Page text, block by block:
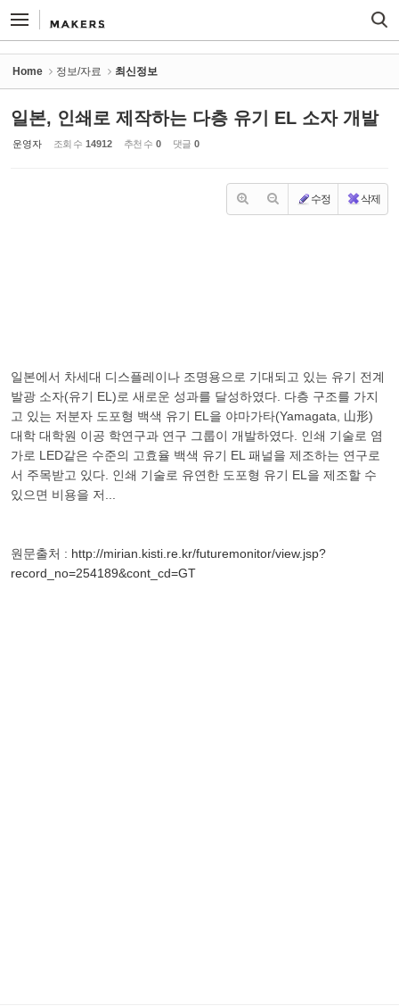
Home 정보/자료 최신정보
일본, 인쇄로 제작하는 다층 유기 EL 소자 개발
운영자 조회 수 14912 추천 수 0 댓글 0
수정 삭제
일본에서 차세대 디스플레이나 조명용으로 기대되고 있는 유기 전계
발광 소자(유기 EL)로 새로운 성과를 달성하였다. 다층 구조를 가지
고 있는 저분자 도포형 백색 유기 EL을 야마가타(Yamagata, 山形)
대학 대학원 이공 학연구과 연구 그룹이 개발하였다. 인쇄 기술로 염
가로 LED같은 수준의 고효율 백색 유기 EL 패널을 제조하는 연구로
서 주목받고 있다. 인쇄 기술로 유연한 도포형 유기 EL을 제조할 수
있으면 비용을 저...
원문출처 : http://mirian.kisti.re.kr/futuremonitor/view.jsp?
record_no=254189&cont_cd=GT